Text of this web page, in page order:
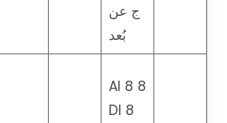
ج عن
بُعد
8 AI 8
DI 8